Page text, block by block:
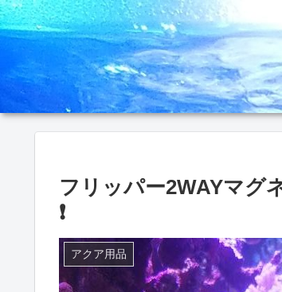
フリッパー2WAYマグ
❗
アクア用品